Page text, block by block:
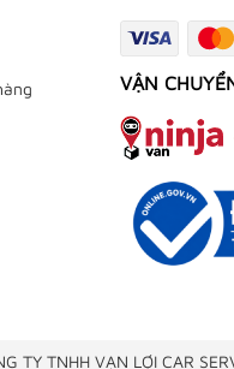
VẬN
TY TNHH VẠN LỢI CAR